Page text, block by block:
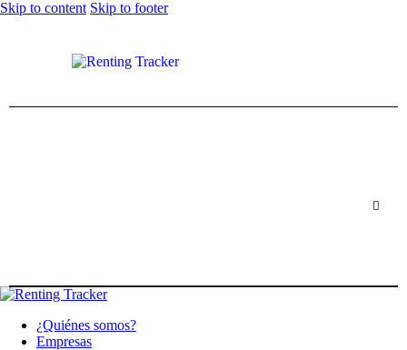
Skip to content Skip to footer
¿Quiénes somos?
Empresas